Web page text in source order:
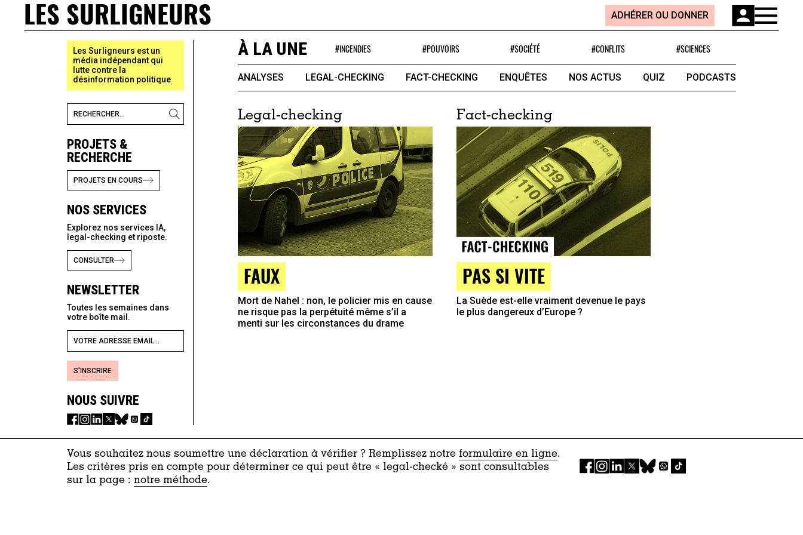
LES SURLIGNEURS ADHÉRER OU DONNER
Les Surligneurs est un
média indépendant qui
lutte contre la
désinformation politique
PROJETS &
RECHERCHE
PROJETS EN COURS
NOS SERVICES
Explorez nos services IA,
legal-checking et riposte.
CONSULTER
NEWSLETTER
Toutes les semaines dans
votre boîte mail.
S'INSCRIRE
NOUS SUIVRE
À LA UNE #INCENDIES #POUVOIRS #SOCIÉTÉ #CONFLITS #SCIENCES
ANALYSES LEGAL-CHECKING FACT-CHECKING ENQUÊTES NOS ACTUS QUIZ PODCASTS
Legal-checking
FAUX
Mort de Nahel : non, le policier mis en cause
ne risque pas la perpétuité même s’il a
menti sur les circonstances du drame
Fact-checking
PAS SI VITE
La Suède est-elle vraiment devenue le pays
le plus dangereux d’Europe ?
Vous souhaitez nous soumettre une déclaration à vérifier ? Remplissez notre formulaire en ligne.
Les critères pris en compte pour déterminer ce qui peut être « legal-checké » sont consultables
sur la page : notre méthode.